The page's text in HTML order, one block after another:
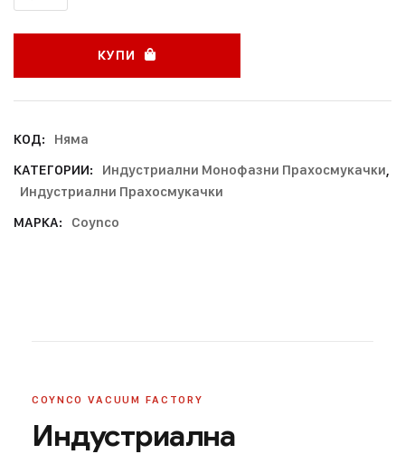
КУПИ
КОД:
Няма
КАТЕГОРИИ:
Индустриални Монофазни Прахосмукачки,
Индустриални Прахосмукачки
МАРКА:
Coynco
COYNCO VACUUM FACTORY
Индустриална